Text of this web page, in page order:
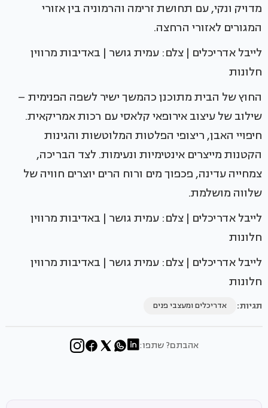
מדויק ונקי, עם תחושת זרימה והרמוניה בין אזורי
המגורים לאזורי הרחצה.
לייבל אדריכלים | צלם: עמית גושר | באדיבות מרווין
חלונות
החוץ של הבית מתוכנן כהמשך ישיר לשפה הפנימית –
שילוב של עיצוב אירופאי קלאסי עם רכות אמריקאית.
חיפויי האבן, ריצופי הפלטות המלוטשות והגינות
הקטנות מייצרים אינטימיות ונעימות. לצד הבריכה,
צמחייה עדינה, פכפוך מים ורוח הרים יוצרים חוויה של
שלווה מושלמת.
לייבל אדריכלים | צלם: עמית גושר | באדיבות מרווין
חלונות
לייבל אדריכלים | צלם: עמית גושר | באדיבות מרווין
חלונות
תגיות: אדריכלים ומעצבי פנים
אהבתם? שתפו: